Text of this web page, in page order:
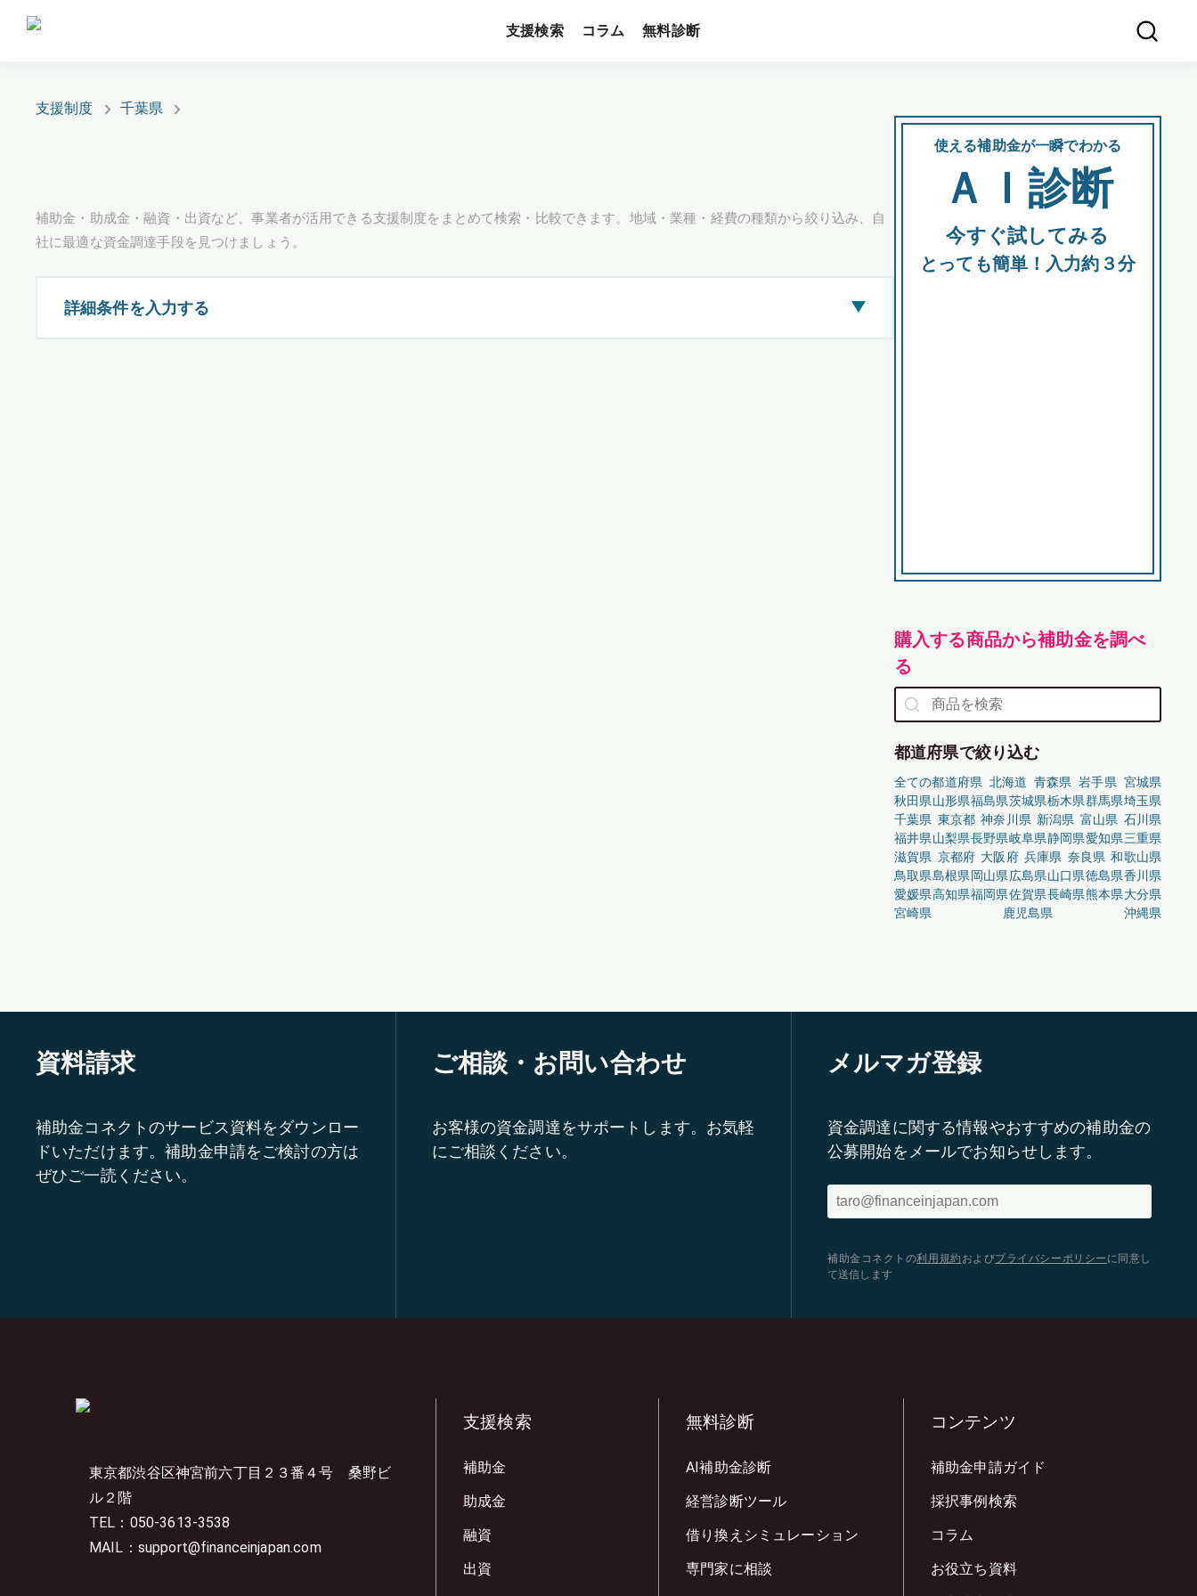
支援検索 コラム 無料診断
支援制度 千葉県
補助金・助成金・融資・出資など、事業者が活用できる支援制度をまとめて検索・比較できます。地域・業種・経費の種類から絞り込み、自
社に最適な資金調達手段を見つけましょう。
詳細条件を入力する ▶
使える補助金が一瞬でわかる
ＡＩ診断
今すぐ試してみる
とっても簡単！入力約３分
購入する商品から補助金を調べ
る
都道府県で絞り込む
全ての都道府県 北海道 青森県 岩手県 宮城県
秋田県山形県福島県茨城県栃木県群馬県埼玉県
千葉県 東京都 神奈川県 新潟県 富山県 石川県
福井県山梨県長野県岐阜県静岡県愛知県三重県
滋賀県 京都府 大阪府 兵庫県 奈良県 和歌山県
鳥取県島根県岡山県広島県山口県徳島県香川県
愛媛県高知県福岡県佐賀県長崎県熊本県大分県
宮崎県
鹿児島県 沖縄県
資料請求
補助金コネクトのサービス資料をダウンロー
ドいただけます。補助金申請をご検討の方は
ぜひご一読ください。
ご相談・お問い合わせ
お客様の資金調達をサポートします。お気軽
にご相談ください。
メルマガ登録
資金調達に関する情報やおすすめの補助金の
公募開始をメールでお知らせします。
補助金コネクトの利用規約 およびプライバシーポリシー に同意し
て送信します
東京都渋谷区神宮前六丁目２３番４号 桑野ビ
ル２階
TEL：050-3613-3538
MAIL：support@financeinjapan.com
支援検索
補助金
助成金
融資
出資
無料診断
AI補助金診断
経営診断ツール
借り換えシミュレーション
専門家に相談
コンテンツ
補助金申請ガイド
採択事例検索
コラム
お役立ち資料